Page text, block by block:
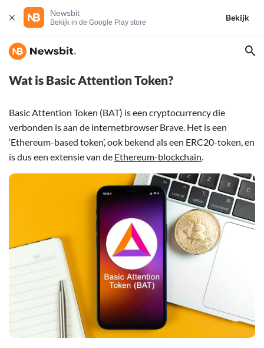
Newsbit
Bekijk in de Google Play store
Bekijk
Wat is Basic Attention Token?
Basic Attention Token (BAT) is een cryptocurrency die
verbonden is aan de internetbrowser Brave. Het is een
‘Ethereum-based token’, ook bekend als een ERC20-token, en
is dus een extensie van de Ethereum-blockchain.